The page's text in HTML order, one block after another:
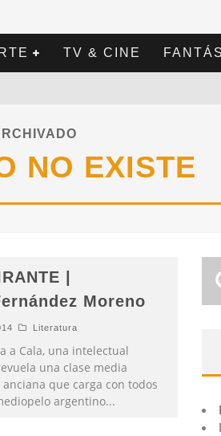
TV & CINE
NO EXISTE
|
Moreno
Literatura
a Cala, una intelectual
una clase media
que carga con todos
argentino...